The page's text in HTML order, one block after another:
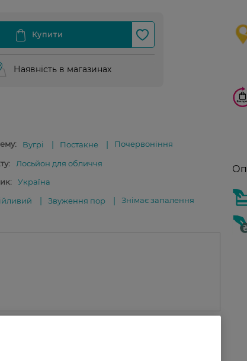
Наявність в магазинах
Вугрі Постакне Почервоніння
Лосьйон для обличчя
Україна
Звуження пор Знімає запалення